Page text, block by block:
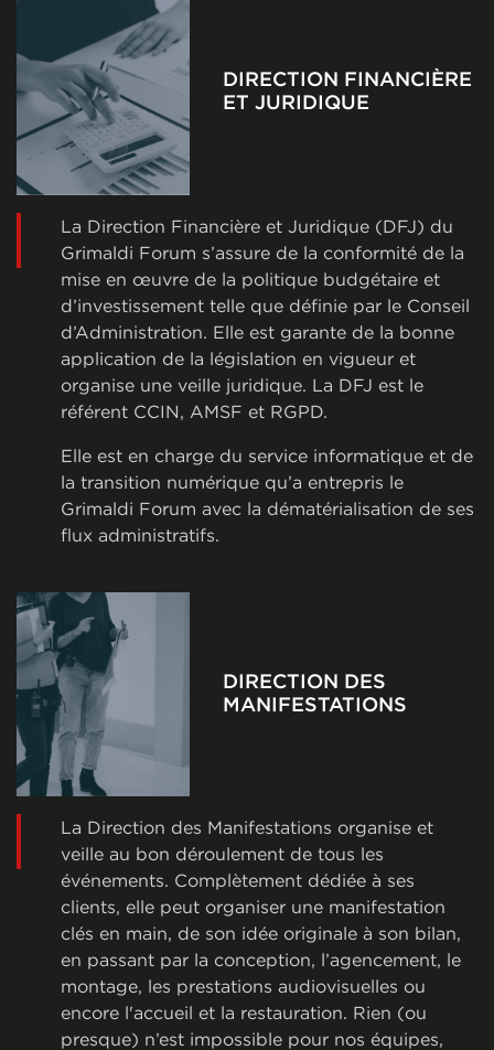
DIRECTION FINANCIÈRE
ET JURIDIQUE
La Direction Financière et Juridique (DFJ) du
Grimaldi Forum s’assure de la conformité de la
mise en œuvre de la politique budgétaire et
d’investissement telle que définie par le Conseil
d’Administration. Elle est garante de la bonne
application de la législation en vigueur et
organise une veille juridique. La DFJ est le
référent CCIN, AMSF et RGPD.
Elle est en charge du service informatique et de
la transition numérique qu’a entrepris le
Grimaldi Forum avec la dématérialisation de ses
flux administratifs.
DIRECTION DES
MANIFESTATIONS
La Direction des Manifestations organise et
veille au bon déroulement de tous les
événements. Complètement dédiée à ses
clients, elle peut organiser une manifestation
clés en main, de son idée originale à son bilan,
en passant par la conception, l’agencement, le
montage, les prestations audiovisuelles ou
encore l'accueil et la restauration. Rien (ou
presque) n’est impossible pour nos équipes,